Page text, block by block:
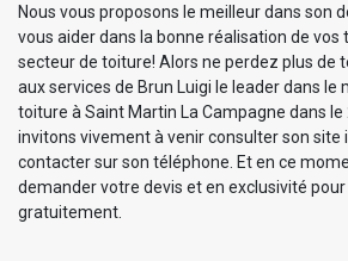
Nous vous proposons le meilleur dans son
vous aider dans la bonne réalisation de vos
secteur de toiture! Alors ne perdez plus de
aux services de Brun Luigi le leader dans le
toiture à Saint Martin La Campagne dans le
invitons vivement à venir consulter son site
contacter sur son téléphone. Et en ce
demander votre devis et en exclusivité
gratuitement.